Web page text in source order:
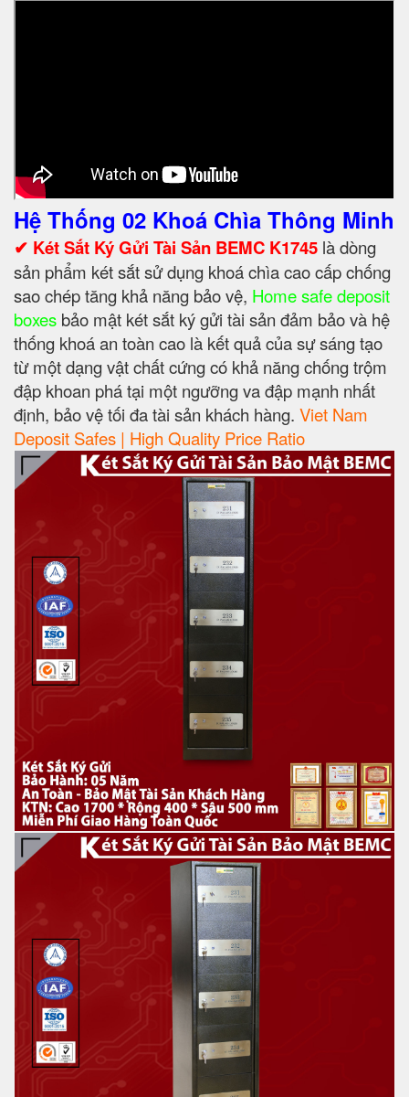
Hệ Thống 02 Khoá Chìa Thông Minh
✔ Két Sắt Ký Gửi Tài Sản BEMC K1745 là dòng
sản phẩm két sắt sử dụng khoá chìa cao cấp chống
sao chép tăng khả năng bảo vệ, Home safe deposit
boxes bảo mật két sắt ký gửi tài sản đảm bảo và hệ
thống khoá an toàn cao là kết quả của sự sáng tạo
từ một dạng vật chất cứng có khả năng chống trộm
đập khoan phá tại một ngưỡng va đập mạnh nhất
định, bảo vệ tối đa tài sản khách hàng. Viet Nam
Deposit Safes | High Quality Price Ratio